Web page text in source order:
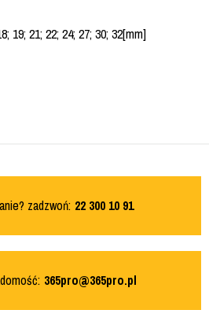
19; 21; 22; 24; 27; 30; 32[mm]
zadzwoń: 22 300 10 91
365pro@365pro.pl